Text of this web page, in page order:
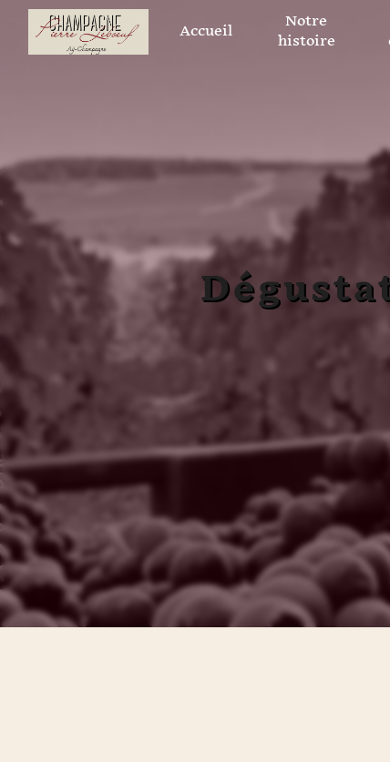
Accueil
Notre
histoire
Panneau de gestion des cookies